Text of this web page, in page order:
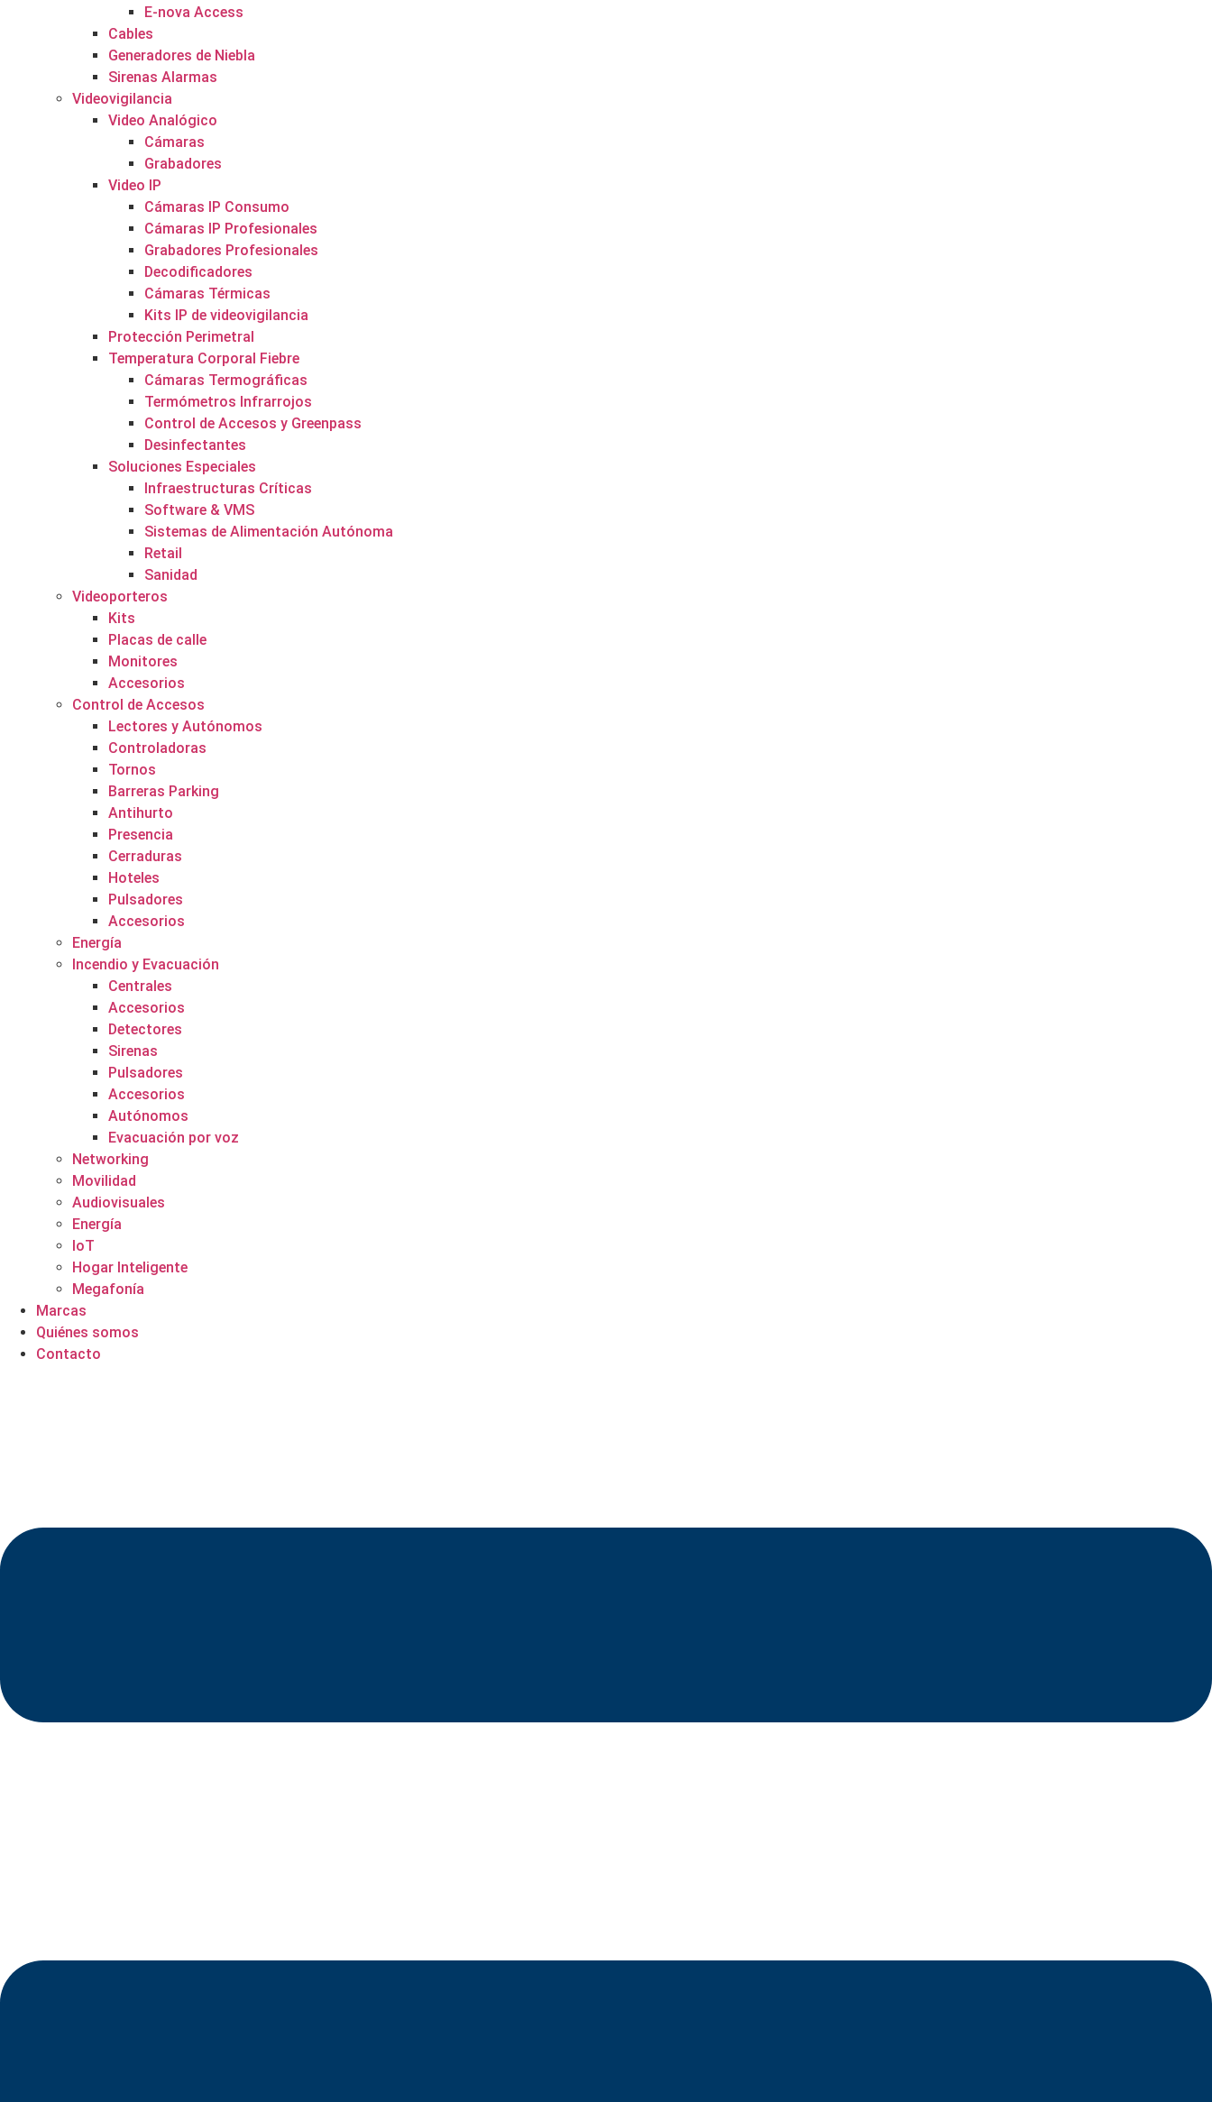
E-nova Access
Cables
Generadores de Niebla
Sirenas Alarmas
Videovigilancia
Video Analógico
Cámaras
Grabadores
Video IP
Cámaras IP Consumo
Cámaras IP Profesionales
Grabadores Profesionales
Decodificadores
Cámaras Térmicas
Kits IP de videovigilancia
Protección Perimetral
Temperatura Corporal Fiebre
Cámaras Termográficas
Termómetros Infrarrojos
Control de Accesos y Greenpass
Desinfectantes
Soluciones Especiales
Infraestructuras Críticas
Software & VMS
Sistemas de Alimentación Autónoma
Retail
Sanidad
Videoporteros
Kits
Placas de calle
Monitores
Accesorios
Control de Accesos
Lectores y Autónomos
Controladoras
Tornos
Barreras Parking
Antihurto
Presencia
Cerraduras
Hoteles
Pulsadores
Accesorios
Energía
Incendio y Evacuación
Centrales
Accesorios
Detectores
Sirenas
Pulsadores
Accesorios
Autónomos
Evacuación por voz
Networking
Movilidad
Audiovisuales
Energía
IoT
Hogar Inteligente
Megafonía
Marcas
Quiénes somos
Contacto